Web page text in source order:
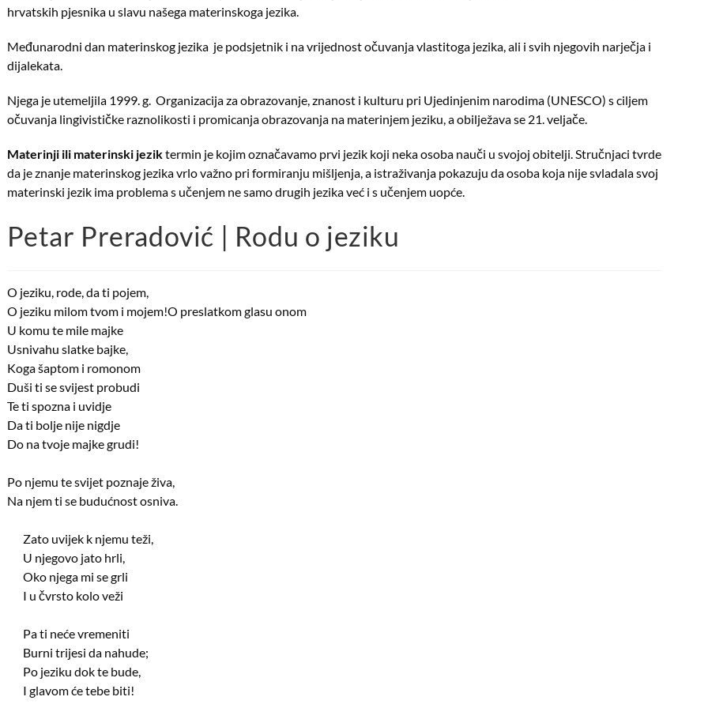
hrvatskih pjesnika u slavu našega materinskoga jezika.
Međunarodni dan materinskog jezika je podsjetnik i na vrijednost očuvanja vlastitoga jezika, ali i svih njegovih narječja i
dijalekata.
Njega je utemeljila 1999. g. Organizacija za obrazovanje, znanost i kulturu pri Ujedinjenim narodima (UNESCO) s ciljem
očuvanja lingivističke raznolikosti i promicanja obrazovanja na materinjem jeziku, a obilježava se 21. veljače.
Materinji ili materinski jeziktermin je kojim označavamo prvi jezik koji neka osoba nauči u svojoj obitelji. Stručnjaci tvrde
da je znanje materinskog jezika vrlo važno pri formiranju mišljenja, a istraživanja pokazuju da osoba koja nije svladala svoj
materinski jezik ima problema s učenjem ne samo drugih jezika već i s učenjem uopće.
Petar Preradović | Rodu o jeziku
O jeziku, rode, da ti pojem,
O jeziku milom tvom i mojem!O preslatkom glasu onom
U komu te mile majke
Usnivahu slatke bajke,
Koga šaptom i romonom
Duši ti se svijest probudi
Te ti spozna i uvidje
Da ti bolje nije nigdje
Do na tvoje majke grudi!
Po njemu te svijet poznaje živa,
Na njem ti se budućnost osniva.
Zato uvijek k njemu teži,
U njegovo jato hrli,
Oko njega mi se grli
I u čvrsto kolo veži
Pa ti neće vremeniti
Burni trijesi da nahude;
Po jeziku dok te bude,
I glavom će tebe biti!